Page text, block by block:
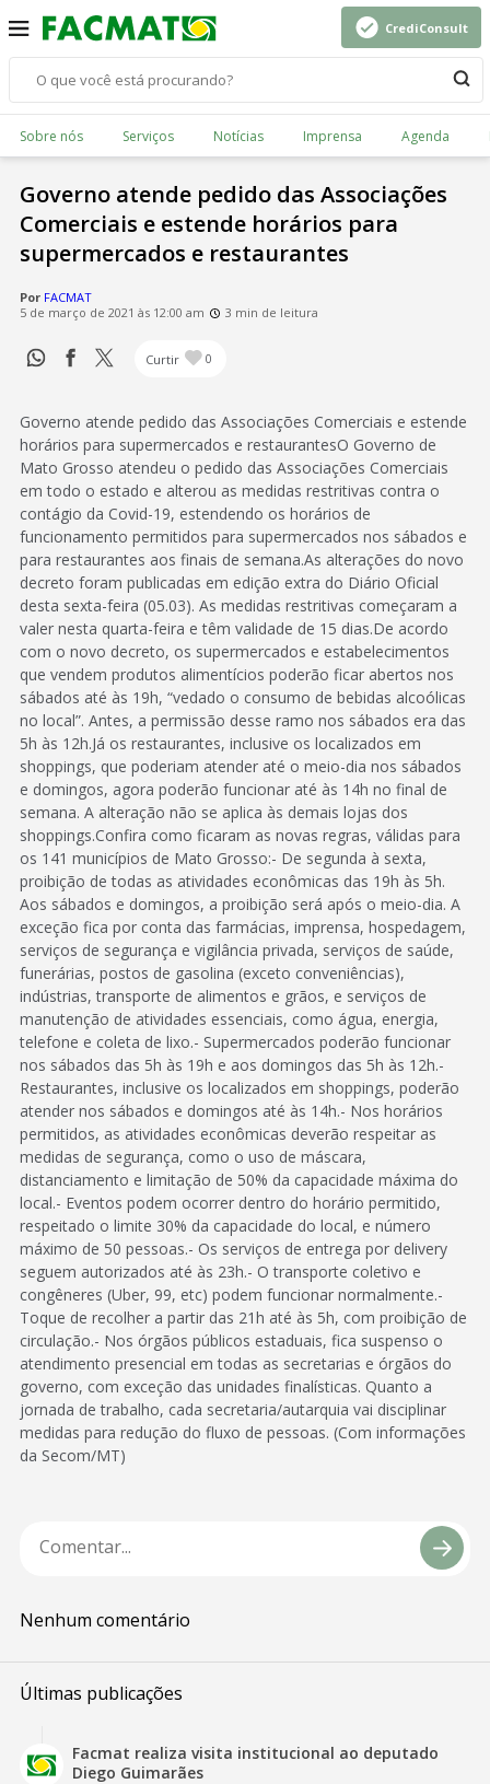
CrediConsult
Sobre nós Serviços Notícias Imprensa Agenda
Governo atende pedido das Associações
Comerciais e estende horários para
supermercados e restaurantes
Por FACMAT
5 de março de 2021 às 12:00 am
3 min de leitura
Curtir 0
Governo atende pedido das Associações Comerciais e estende
horários para supermercados e restaurantesO Governo de
Mato Grosso atendeu o pedido das Associações Comerciais
em todo o estado e alterou as medidas restritivas contra o
contágio da Covid-19, estendendo os horários de
funcionamento permitidos para supermercados nos sábados e
para restaurantes aos finais de semana.As alterações do novo
decreto foram publicadas em edição extra do Diário Oficial
desta sexta-feira (05.03). As medidas restritivas começaram a
valer nesta quarta-feira e têm validade de 15 dias.De acordo
com o novo decreto, os supermercados e estabelecimentos
que vendem produtos alimentícios poderão ficar abertos nos
sábados até às 19h, “vedado o consumo de bebidas alcoólicas
no local”. Antes, a permissão desse ramo nos sábados era das
5h às 12h.Já os restaurantes, inclusive os localizados em
shoppings, que poderiam atender até o meio-dia nos sábados
e domingos, agora poderão funcionar até às 14h no final de
semana. A alteração não se aplica às demais lojas dos
shoppings.Confira como ficaram as novas regras, válidas para
os 141 municípios de Mato Grosso:- De segunda à sexta,
proibição de todas as atividades econômicas das 19h às 5h.
Aos sábados e domingos, a proibição será após o meio-dia. A
exceção fica por conta das farmácias, imprensa, hospedagem,
serviços de segurança e vigilância privada, serviços de saúde,
funerárias, postos de gasolina (exceto conveniências),
indústrias, transporte de alimentos e grãos, e serviços de
manutenção de atividades essenciais, como água, energia,
telefone e coleta de lixo.- Supermercados poderão funcionar
nos sábados das 5h às 19h e aos domingos das 5h às 12h.-
Restaurantes, inclusive os localizados em shoppings, poderão
atender nos sábados e domingos até às 14h.- Nos horários
permitidos, as atividades econômicas deverão respeitar as
medidas de segurança, como o uso de máscara,
distanciamento e limitação de 50% da capacidade máxima do
local.- Eventos podem ocorrer dentro do horário permitido,
respeitado o limite 30% da capacidade do local, e número
máximo de 50 pessoas.- Os serviços de entrega por delivery
seguem autorizados até às 23h.- O transporte coletivo e
congêneres (Uber, 99, etc) podem funcionar normalmente.-
Toque de recolher a partir das 21h até às 5h, com proibição de
circulação.- Nos órgãos públicos estaduais, fica suspenso o
atendimento presencial em todas as secretarias e órgãos do
governo, com exceção das unidades finalísticas. Quanto a
jornada de trabalho, cada secretaria/autarquia vai disciplinar
medidas para redução do fluxo de pessoas. (Com informações
da Secom/MT)
Nenhum comentário
Últimas publicações
Facmat realiza visita institucional ao deputado
Diego Guimarães